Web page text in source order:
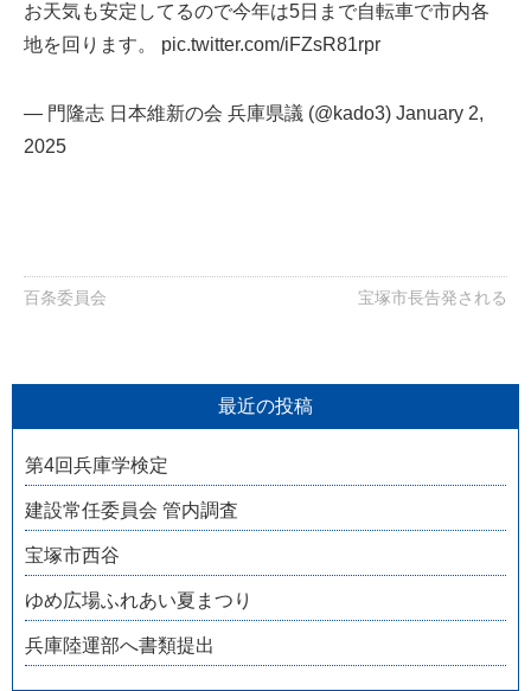
お天気も安定してるので今年は5日まで自転車で市内各
地を回ります。 pic.twitter.com/iFZsR81rpr
— 門隆志 日本維新の会 兵庫県議 (@kado3) January 2,
2025
百条委員会 宝塚市長告発される
最近の投稿
第4回兵庫学検定
建設常任委員会 管内調査
宝塚市西谷
ゆめ広場ふれあい夏まつり
兵庫陸運部へ書類提出